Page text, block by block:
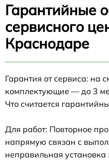
Гарантийные
сервисного
Краснодаре
Гарантия от сервиса: на
комплектующие — до 3
Что считается
Для работ: Повторное
напрямую связан с
неправильная установка